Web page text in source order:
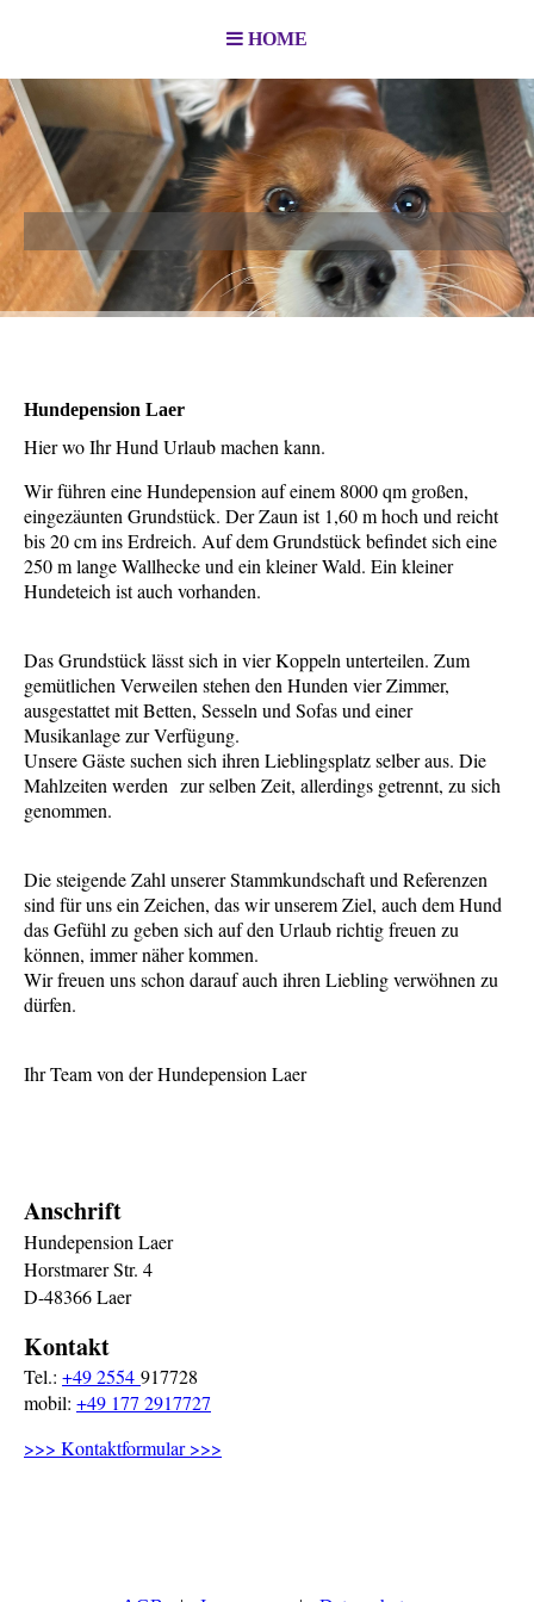
HOME
Hundepension Laer
Hier wo Ihr Hund Urlaub machen kann.
Wir führen eine Hundepension auf einem 8000 qm großen,
eingezäunten Grundstück. Der Zaun ist 1,60 m hoch und reicht
bis 20 cm ins Erdreich. Auf dem Grundstück befindet sich eine
250 m lange Wallhecke und ein kleiner Wald. Ein kleiner
Hundeteich ist auch vorhanden.
Das Grundstück lässt sich in vier Koppeln unterteilen. Zum
gemütlichen Verweilen stehen den Hunden vier Zimmer,
ausgestattet mit Betten, Sesseln und Sofas und einer
Musikanlage zur Verfügung.
Unsere Gäste suchen sich ihren Lieblingsplatz selber aus. Die
Mahlzeiten werden zur selben Zeit, allerdings getrennt, zu sich
genommen.
Die steigende Zahl unserer Stammkundschaft und Referenzen
sind für uns ein Zeichen, das wir unserem Ziel, auch dem Hund
das Gefühl zu geben sich auf den Urlaub richtig freuen zu
können, immer näher kommen.
Wir freuen uns schon darauf auch ihren Liebling verwöhnen zu
dürfen.
Ihr Team von der Hundepension Laer
Anschrift
Hundepension Laer
Horstmarer Str. 4
D-48366 Laer
Kontakt
Tel.: +49 2554 917728
mobil: +49 177 2917727
>>> Kontaktformular >>>